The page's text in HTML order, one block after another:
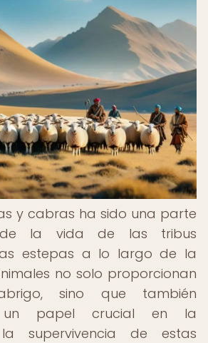
y cabras ha sido una parte
de la vida de las tribus
estepas a lo largo de la
no solo proporcionan
sino que también
un papel crucial en la
supervivencia de estas